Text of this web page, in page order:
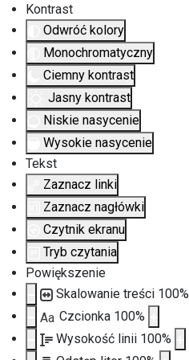
Kontrast
Odwróć kolory
Monochromatyczny
Ciemny kontrast
Jasny kontrast
Niskie nasycenie
Wysokie nasycenie
Tekst
Zaznacz linki
Zaznacz nagłówki
Czytnik ekranu
Tryb czytania
Powiększenie
Skalowanie treści 100%
Aa Czcionka 100%
Wysokość linii 100%